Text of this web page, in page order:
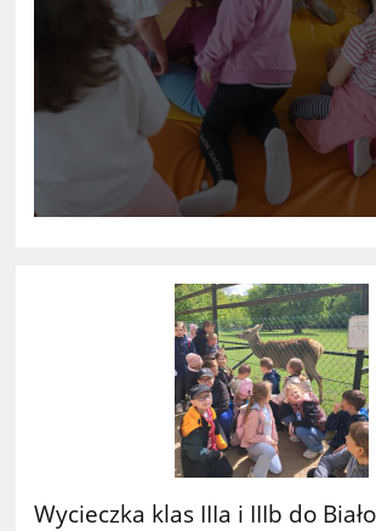
Wycieczka klas IIIa i IIIb do